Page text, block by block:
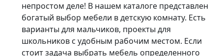
непростом деле! В нашем каталоге представлен
богатый выбор мебели в детскую комнату. Есть
варианты для мальчиков, проекты для
школьников с удобным рабочим местом. Если
стоит задача выбрать мебель определенного